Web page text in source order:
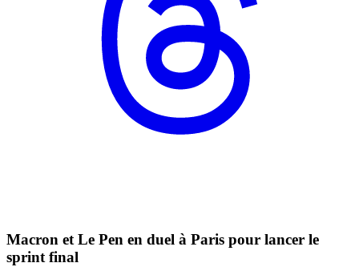
Macron et Le Pen en duel à Paris pour lancer le
sprint final